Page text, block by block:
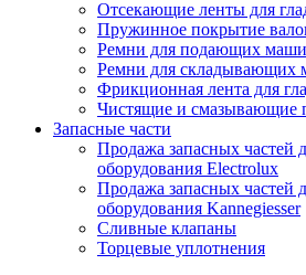
Отсекающие ленты для
Пружинное покрытие
Ремни для подающих
Ремни для складывающих
Фрикционная лента для
Чистящие и смазывающие
Запасные части
Продажа запасных частей
оборудования Electrolux
Продажа запасных частей
оборудования Kannegiesser
Сливные клапаны
Торцевые уплотнения